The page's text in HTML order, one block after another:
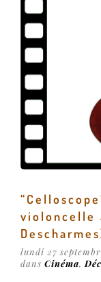
violoncelle
lundi 27
dans Cinéma,